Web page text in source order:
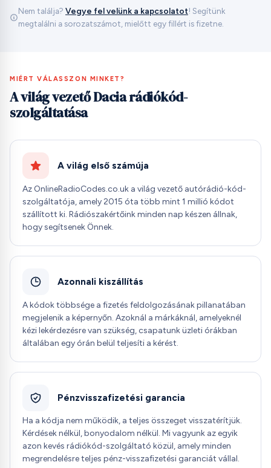
Nem találja? Vegye fel velünk a kapcsolatot! Segítünk
megtalálni a sorozatszámot, mielőtt egy fillért is fizetne.
MIÉRT VÁLASSZON MINKET?
A világ vezető Dacia rádiókód-
szolgáltatása
A világ első számúja
Az OnlineRadioCodes.co.uk a világ vezető autórádió-kód-
szolgáltatója, amely 2015 óta több mint 1 millió kódot
szállított ki. Rádiószakértőink minden nap készen állnak,
hogy segítsenek Önnek.
Azonnali kiszállítás
A kódok többsége a fizetés feldolgozásának pillanatában
megjelenik a képernyőn. Azoknál a márkáknál, amelyeknél
kézi lekérdezésre van szükség, csapatunk üzleti órákban
általában egy órán belül teljesíti a kérést.
Pénzvisszafizetési garancia
Ha a kódja nem működik, a teljes összeget visszatérítjük.
Kérdések nélkül, bonyodalom nélkül. Mi vagyunk az egyik
azon kevés rádiókód-szolgáltató közül, amely minden
megrendelésre teljes pénz-visszafizetési garanciát vállal.